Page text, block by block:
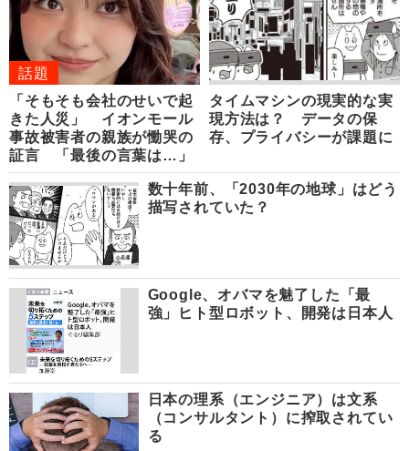
話題
「そもそも会社のせいで起
きた人災」 イオンモール
事故被害者の親族が慟哭の
証言 「最後の言葉は…」
タイムマシンの現実的な実
現方法は？ データの保
存、プライバシーが課題に
数十年前、「2030年の地球」はどう
描写されていた？
Google、オバマを魅了した「最
強」ヒト型ロボット、開発は日本人
日本の理系（エンジニア）は文系
（コンサルタント）に搾取されてい
る